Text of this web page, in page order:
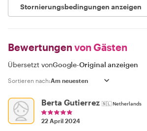
Stornierungsbedingungen anzeigen
Bewertungen von Gästen
Übersetzt vonGoogle-Original anzeigen
Sortieren nach:
Berta Gutierrez 🇳🇱Netherlands
22 April 2024